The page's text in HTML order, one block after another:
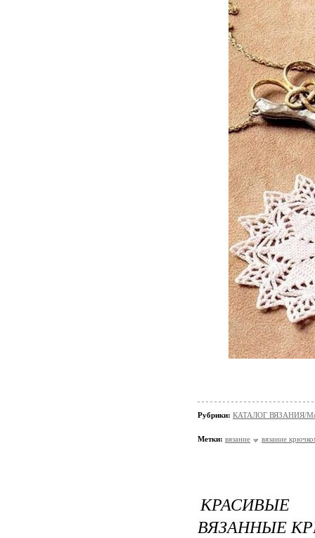
Рубрики: КАТАЛОГ ВЯЗАНИЯ/
Метки: вязание вязание
ВЯЗАННЫЕ